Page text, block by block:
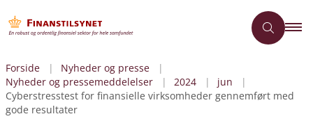
Forside
Nyheder og presse
Nyheder og pressemeddelelser
2024
jun
Cyberstresstest for finansielle virksomheder gennemført med
gode resultater